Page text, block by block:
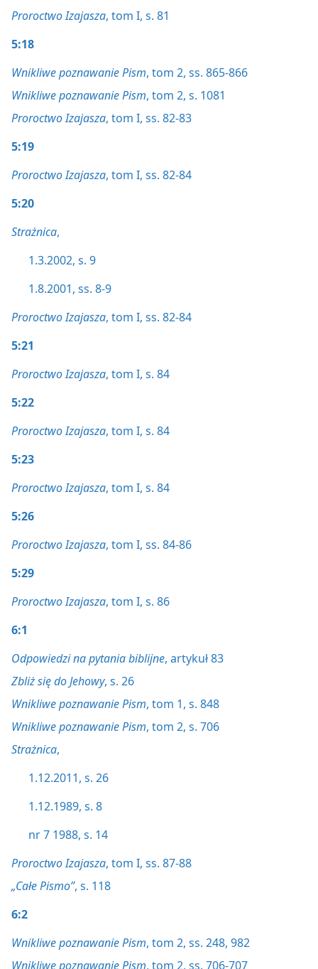
Proroctwo Izajasza, tom I, s. 81
5:18
Wnikliwe poznawanie Pism, tom 2, ss. 865-866
Wnikliwe poznawanie Pism, tom 2, s. 1081
Proroctwo Izajasza, tom I, ss. 82-83
5:19
Proroctwo Izajasza, tom I, ss. 82-84
5:20
Strażnica,
1.3.2002, s. 9
1.8.2001, ss. 8-9
Proroctwo Izajasza, tom I, ss. 82-84
5:21
Proroctwo Izajasza, tom I, s. 84
5:22
Proroctwo Izajasza, tom I, s. 84
5:23
Proroctwo Izajasza, tom I, s. 84
5:26
Proroctwo Izajasza, tom I, ss. 84-86
5:29
Proroctwo Izajasza, tom I, s. 86
6:1
Odpowiedzi na pytania biblijne, artykuł 83
Zbliż się do Jehowy, s. 26
Wnikliwe poznawanie Pism, tom 1, s. 848
Wnikliwe poznawanie Pism, tom 2, s. 706
Strażnica,
1.12.2011, s. 26
1.12.1989, s. 8
nr 7 1988, s. 14
Proroctwo Izajasza, tom I, ss. 87-88
„Całe Pismo”, s. 118
6:2
Wnikliwe poznawanie Pism, tom 2, ss. 248, 982
Wnikliwe poznawanie Pism, tom 2, ss. 706-707